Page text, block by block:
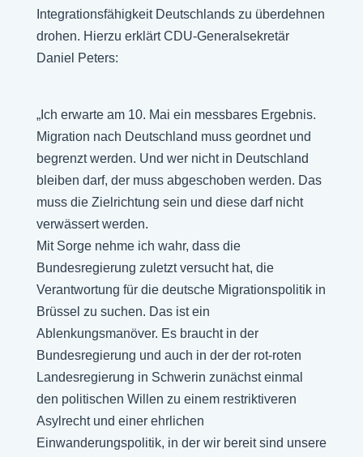
Integrationsfähigkeit Deutschlands zu überdehnen
drohen. Hierzu erklärt CDU-Generalsekretär
Daniel Peters:
„Ich erwarte am 10. Mai ein messbares Ergebnis.
Migration nach Deutschland muss geordnet und
begrenzt werden. Und wer nicht in Deutschland
bleiben darf, der muss abgeschoben werden. Das
muss die Zielrichtung sein und diese darf nicht
verwässert werden.
Mit Sorge nehme ich wahr, dass die
Bundesregierung zuletzt versucht hat, die
Verantwortung für die deutsche Migrationspolitik in
Brüssel zu suchen. Das ist ein
Ablenkungsmanöver. Es braucht in der
Bundesregierung und auch in der der rot-roten
Landesregierung in Schwerin zunächst einmal
den politischen Willen zu einem restriktiveren
Asylrecht und einer ehrlichen
Einwanderungspolitik, in der wir bereit sind unsere